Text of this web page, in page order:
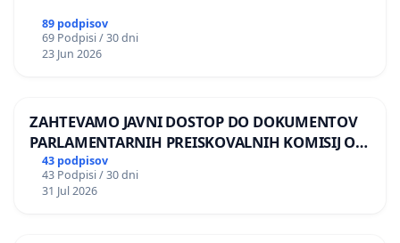
89 podpisov
69 Podpisi / 30 dni
23 Jun 2026
ZAHTEVAMO JAVNI DOSTOP DO DOKUMENTOV
PARLAMENTARNIH PREISKOVALNIH KOMISIJ O
ILEGALNI TRGOVINI Z OROŽJEM
43 podpisov
43 Podpisi / 30 dni
31 Jul 2026